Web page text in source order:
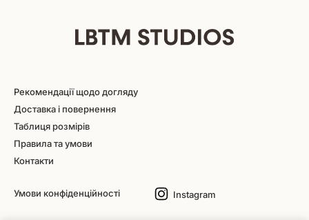
Рекомендації щодо догляду
Доставка і повернення
Таблиця розмірів
Правила та умови
Контакти
Умови конфіденційності Instagram